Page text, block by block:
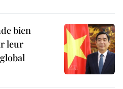
bien
leur